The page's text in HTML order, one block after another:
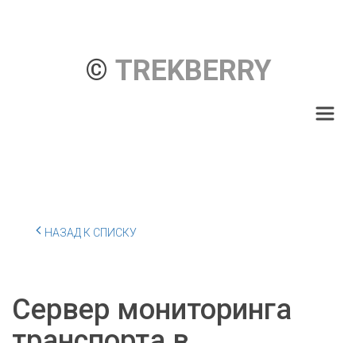
© TREKBERRY
НАЗАД К СПИСКУ
Сервер мониторинга